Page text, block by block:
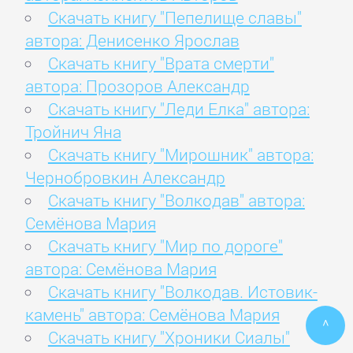
Скачать книгу "Пепелище славы"
автора: Денисенко Ярослав
Скачать книгу "Врата смерти"
автора: Прозоров Александр
Скачать книгу "Леди Елка" автора:
Тройнич Яна
Скачать книгу "Мирошник" автора:
Чернобровкин Александр
Скачать книгу "Волкодав" автора:
Семёнова Мария
Скачать книгу "Мир по дороге"
автора: Семёнова Мария
Скачать книгу "Волкодав. Истовик-
камень" автора: Семёнова Мария
Скачать книгу "Хроники Сиалы"
^